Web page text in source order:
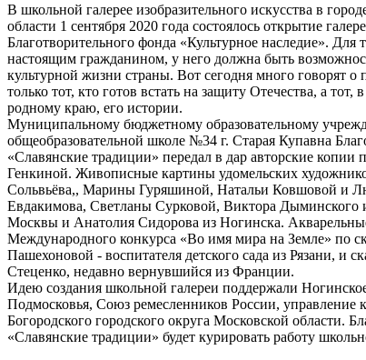
В школьной галерее изобразительного искусства в
области 1 сентября 2020 года состоялось открытие
Благотворительного фонда «Культурное наследие». Для
настоящим гражданином, у него должна быть
культурной жизни страны. Вот сегодня много говорят о
только тот, кто готов встать на защиту Отечества, а тот,
родному краю, его истории.
Муниципальному бюджетному образовательному
общеобразовательной школе №34 г. Старая Купавна
«Славянские традиции» передал в дар авторские
Генкиной. Живописные картины удомельских
Сольвьёва,, Марины Гуряшиной, Натальи Ковшовой и
Евдакимова, Светланы Сурковой, Виктора Дыминского
Москвы и Анатолия Сидорова из Ногинска.
Международного конкурса «Во имя мира на Земле» по
Пашехоновой - воспитателя детского сада из Рязани, и
Стеценко, недавно вернувшийся из Франции.
Идею создания школьной галереи поддержали
Подмосковья, Союз ремесленников России, управление
Богородского городского округа Московской области.
«Славянские традиции» будет курировать работу